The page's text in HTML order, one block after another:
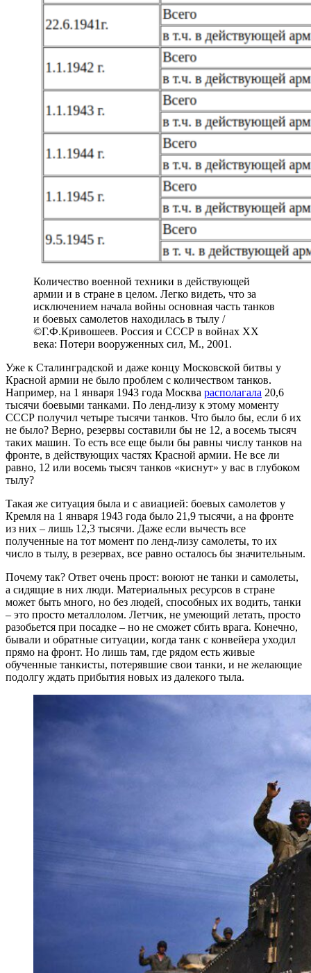
Количество военной техники в действующей
армии и в стране в целом. Легко видеть, что за
исключением начала войны основная часть танков
и боевых самолетов находилась в тылу /
©Г.Ф.Кривошеев. Россия и СССР в войнах XX
века: Потери вооруженных сил, М., 2001.
Уже к Сталинградской и даже концу Московской битвы у
Красной армии не было проблем с количеством танков.
Например, на 1 января 1943 года Москва располагала 20,6
тысячи боевыми танками. По ленд-лизу к этому моменту
СССР получил четыре тысячи танков. Что было бы, если б их
не было? Верно, резервы составили бы не 12, а восемь тысяч
таких машин. То есть все еще были бы равны числу танков на
фронте, в действующих частях Красной армии. Не все ли
равно, 12 или восемь тысяч танков «киснут» у вас в глубоком
тылу?
Такая же ситуация была и с авиацией: боевых самолетов у
Кремля на 1 января 1943 года было 21,9 тысячи, а на фронте
из них – лишь 12,3 тысячи. Даже если вычесть все
полученные на тот момент по ленд-лизу самолеты, то их
число в тылу, в резервах, все равно осталось бы значительным.
Почему так? Ответ очень прост: воюют не танки и самолеты,
а сидящие в них люди. Материальных ресурсов в стране
может быть много, но без людей, способных их водить, танки
– это просто металлолом. Летчик, не умеющий летать, просто
разобьется при посадке – но не сможет сбить врага. Конечно,
бывали и обратные ситуации, когда танк с конвейера уходил
прямо на фронт. Но лишь там, где рядом есть живые
обученные танкисты, потерявшие свои танки, и не желающие
подолгу ждать прибытия новых из далекого тыла.